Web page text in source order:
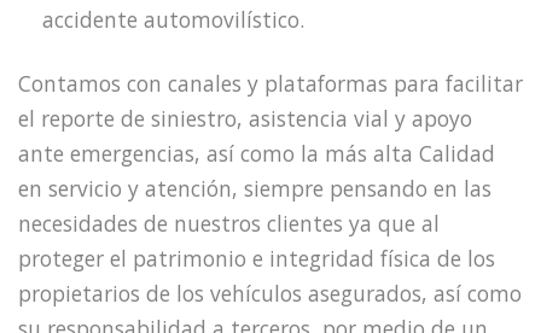
accidente automovilístico.
Contamos con canales y plataformas para facilitar
el reporte de siniestro, asistencia vial y apoyo
ante emergencias, así como la más alta Calidad
en servicio y atención, siempre pensando en las
necesidades de nuestros clientes ya que al
proteger el patrimonio e integridad física de los
propietarios de los vehículos asegurados, así como